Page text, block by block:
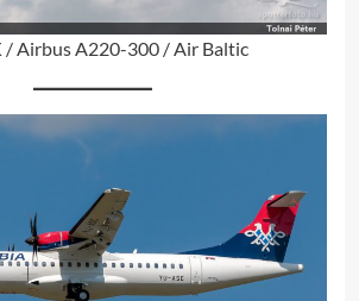
/ Airbus A220-300 / Air Baltic